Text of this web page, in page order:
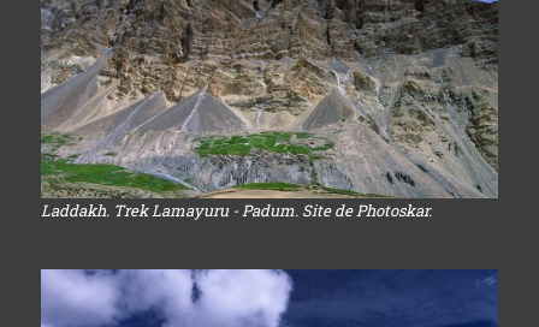
Laddakh. Trek Lamayuru - Padum. Site de Photoskar.